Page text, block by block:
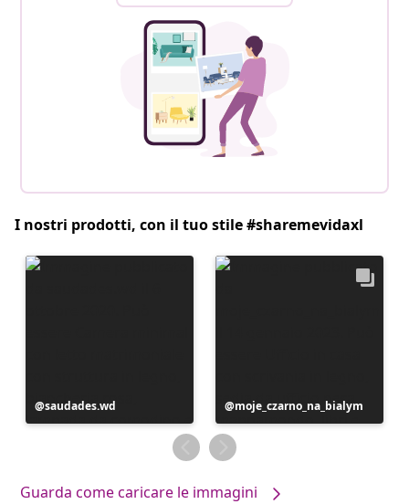
I nostri prodotti, con il tuo stile #sharemevidaxl
Post
pubblicato
saudades.wd
Post
pubblicato
da
moje_czarno_na_bialym
Guarda come caricare le immagini